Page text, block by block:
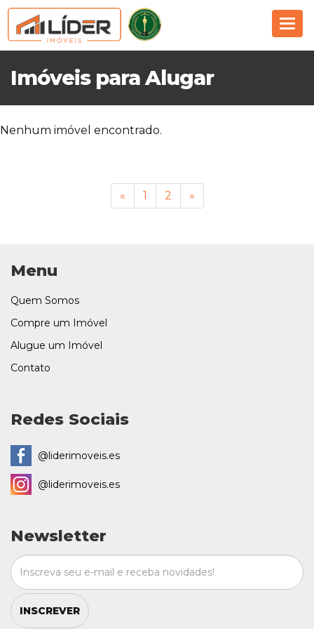
Imóveis para Alugar
Nenhum imóvel encontrado.
« 1 2 »
Menu
Quem Somos
Compre um Imóvel
Alugue um Imóvel
Contato
Redes Sociais
@liderimoveis.es
@liderimoveis.es
Newsletter
INSCREVER